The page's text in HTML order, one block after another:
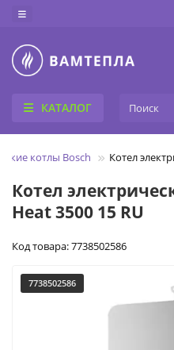
КАТАЛОГ
котлы Bosch Котел
Котел
Heat 3500 15 RU
Код товара: 7738502586
7738502586